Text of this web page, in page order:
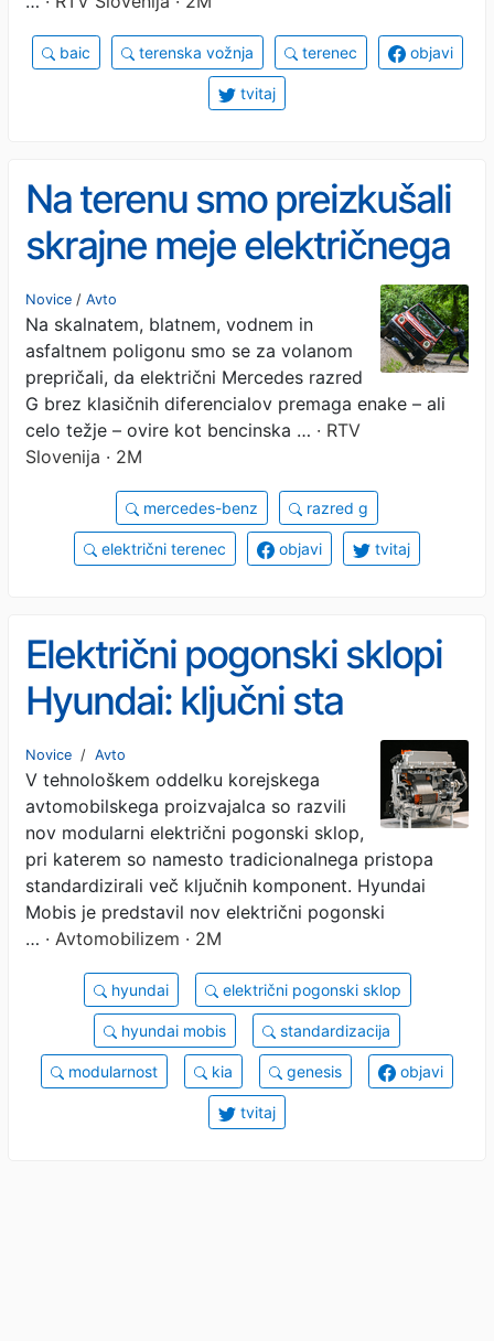
baic terenska vožnja terenec objavi
tvitaj
Na terenu smo preizkušali
skrajne meje električnega
razreda G
Novice / Avto
Na skalnatem, blatnem, vodnem in
asfaltnem poligonu smo se za volanom
prepričali, da električni Mercedes razred
G brez klasičnih diferencialov premaga enake – ali
celo težje – ovire kot bencinska … · RTV
Slovenija · 2M
mercedes-benz razred g
električni terenec objavi tvitaj
Električni pogonski sklopi
Hyundai: ključni sta
standardizacija in
modularna zasnova
Novice / Avto
V tehnološkem oddelku korejskega
avtomobilskega proizvajalca so razvili
nov modularni električni pogonski sklop,
pri katerem so namesto tradicionalnega pristopa
standardizirali več ključnih komponent. Hyundai
Mobis je predstavil nov električni pogonski
… · Avtomobilizem · 2M
hyundai električni pogonski sklop
hyundai mobis standardizacija
modularnost kia genesis objavi
tvitaj